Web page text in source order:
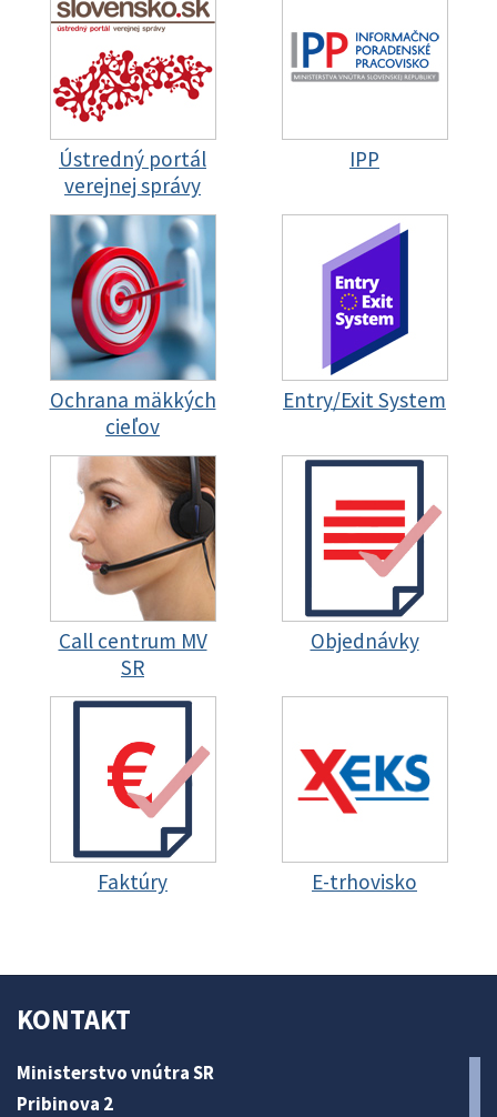
Ústredný portál
verejnej správy
IPP
Ochrana mäkkých
cieľov
Entry/Exit System
Call centrum MV
SR
Objednávky
Faktúry E-trhovisko
KONTAKT
Ministerstvo vnútra SR
Pribinova 2